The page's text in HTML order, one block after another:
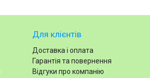
Для клієнтів
Доставка і оплата
Гарантія та повернення
Відгуки про компанію